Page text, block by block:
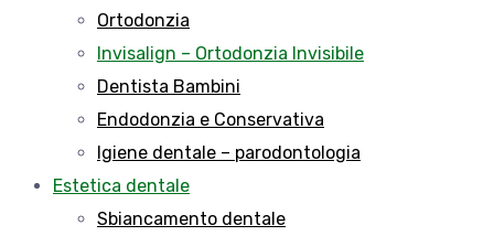
Ortodonzia
Invisalign – Ortodonzia Invisibile
Dentista Bambini
Endodonzia e Conservativa
Igiene dentale – parodontologia
Estetica dentale
Sbiancamento dentale